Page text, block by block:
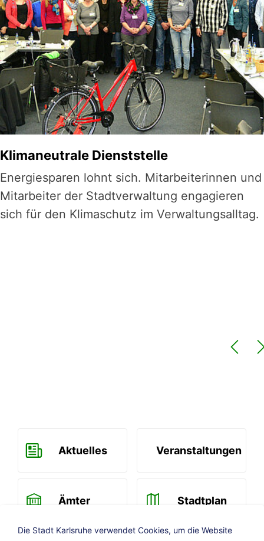
Klimaneutrale Dienststelle
Energiesparen lohnt sich. Mitarbeiterinnen und
Mitarbeiter der Stadtverwaltung engagieren
sich für den Klimaschutz im Verwaltungsalltag.
Aktuelles Veranstaltungen
Ämter Stadtplan
Die Stadt Karlsruhe verwendet Cookies, um die Website